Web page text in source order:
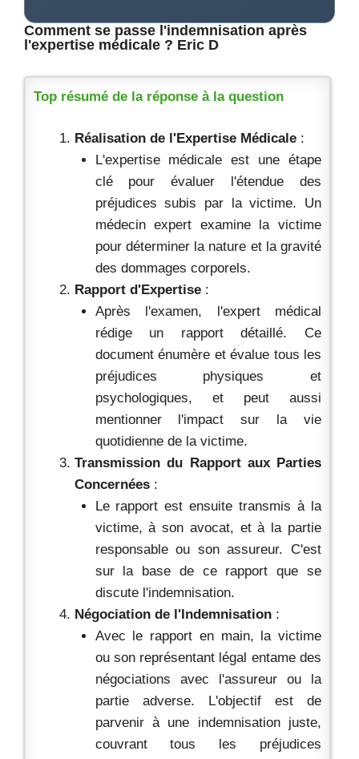
Comment se passe l'indemnisation après
l'expertise médicale ? Eric D
Top résumé de la réponse à la question
Réalisation de l'Expertise Médicale :
L'expertise médicale est une étape
clé pour évaluer l'étendue des
préjudices subis par la victime. Un
médecin expert examine la victime
pour déterminer la nature et la gravité
des dommages corporels.
Rapport d'Expertise :
Après l'examen, l'expert médical
rédige un rapport détaillé. Ce
document énumère et évalue tous les
préjudices physiques et
psychologiques, et peut aussi
mentionner l'impact sur la vie
quotidienne de la victime.
Transmission du Rapport aux Parties
Concernées :
Le rapport est ensuite transmis à la
victime, à son avocat, et à la partie
responsable ou son assureur. C'est
sur la base de ce rapport que se
discute l'indemnisation.
Négociation de l'Indemnisation :
Avec le rapport en main, la victime
ou son représentant légal entame des
négociations avec l'assureur ou la
partie adverse. L'objectif est de
parvenir à une indemnisation juste,
couvrant tous les préjudices